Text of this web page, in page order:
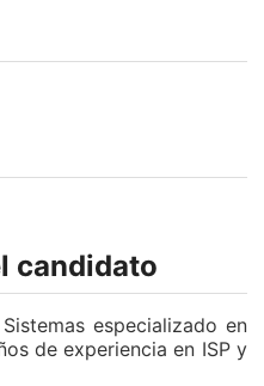
candidato
especializado en
de experiencia en ISP y